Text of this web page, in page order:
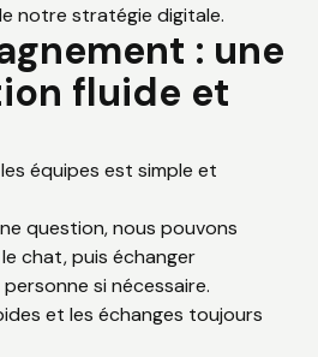
notre stratégie digitale.
: une
fluide et
équipes est simple et
question, nous pouvons
chat, puis échanger
si nécessaire.
et les échanges toujours